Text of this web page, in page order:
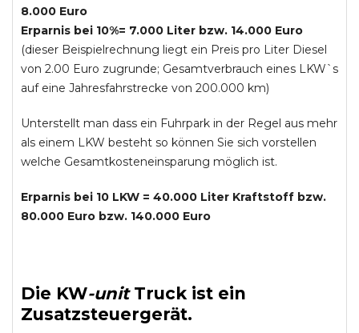
8.000 Euro
Erparnis bei 10%= 7.000 Liter bzw. 14.000 Euro
(dieser Beispielrechnung liegt ein Preis pro Liter Diesel
von 2.00 Euro zugrunde; Gesamtverbrauch eines LKW`s
auf eine Jahresfahrstrecke von 200.000 km)
Unterstellt man dass ein Fuhrpark in der Regel aus mehr
als einem LKW besteht so können Sie sich vorstellen
welche Gesamtkosteneinsparung möglich ist.
Erparnis bei 10 LKW = 40.000 Liter Kraftstoff bzw.
80.000 Euro bzw. 140.000 Euro
Die KW-unit Truckist ein
Zusatzsteuergerät.